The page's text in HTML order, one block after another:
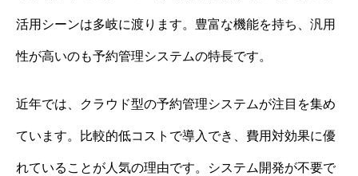
活用シーンは多岐に渡ります。豊富な機能を持ち、汎用
性が高いのも予約管理システムの特長です。
近年では、クラウド型の予約管理システムが注目を集め
ています。比較的低コストで導入でき、費用対効果に優
れていることが人気の理由です。システム開発が不要で